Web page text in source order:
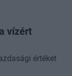
vízért
értéket